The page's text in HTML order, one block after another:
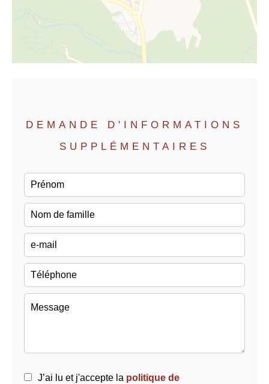
DEMANDE D'INFORMATIONS
SUPPLÉMENTAIRES
J’ai lu et j'accepte la politique de